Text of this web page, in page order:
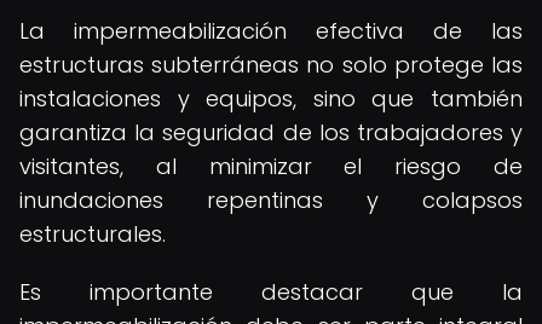
La impermeabilización efectiva de las
estructuras subterráneas no solo protege las
instalaciones y equipos, sino que también
garantiza la seguridad de los trabajadores y
visitantes, al minimizar el riesgo de
inundaciones repentinas y colapsos
estructurales.
Es importante destacar que la